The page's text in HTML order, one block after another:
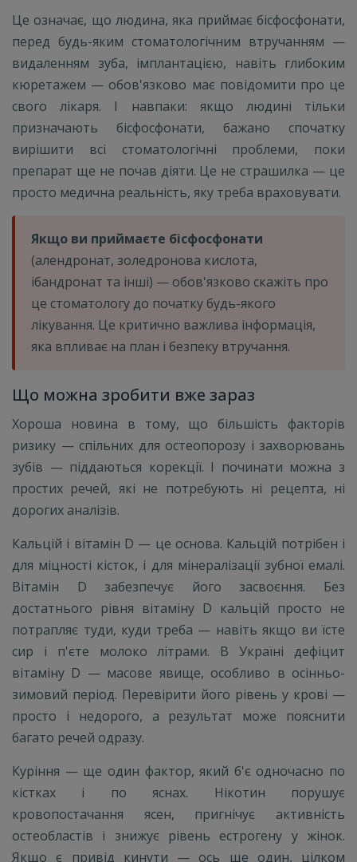
Це означає, що людина, яка приймає бісфосфонати,
перед будь-яким стоматологічним втручанням —
видаленням зуба, імплантацією, навіть глибоким
кюретажем — обов'язково має повідомити про це
свого лікаря. І навпаки: якщо людині тільки
призначають бісфосфонати, бажано спочатку
вирішити всі стоматологічні проблеми, поки
препарат ще не почав діяти. Це не страшилка — це
просто медична реальність, яку треба враховувати.
Якщо ви приймаєте бісфосфонати
(алендронат, золедронова кислота,
ібандронат та інші) — обов'язково скажіть про
це стоматологу до початку будь-якого
лікування. Це критично важлива інформація,
яка впливає на план і безпеку втручання.
Що можна зробити вже зараз
Хороша новина в тому, що більшість факторів
ризику — спільних для остеопорозу і захворювань
зубів — піддаються корекції. І починати можна з
простих речей, які не потребують ні рецепта, ні
дорогих аналізів.
Кальцій і вітамін D — це основа. Кальцій потрібен і
для міцності кісток, і для мінералізації зубної емалі.
Вітамін D забезпечує його засвоєння. Без
достатнього рівня вітаміну D кальцій просто не
потрапляє туди, куди треба — навіть якщо ви їсте
сир і п'єте молоко літрами. В Україні дефіцит
вітаміну D — масове явище, особливо в осінньо-
зимовий період. Перевірити його рівень у крові —
просто і недорого, а результат може пояснити
багато речей одразу.
Куріння — ще один фактор, який б'є одночасно по
кістках і по яснах. Нікотин порушує
кровопостачання ясен, пригнічує активність
остеобластів і знижує рівень естрогену у жінок.
Якщо є привід кинути — ось ще один, цілком